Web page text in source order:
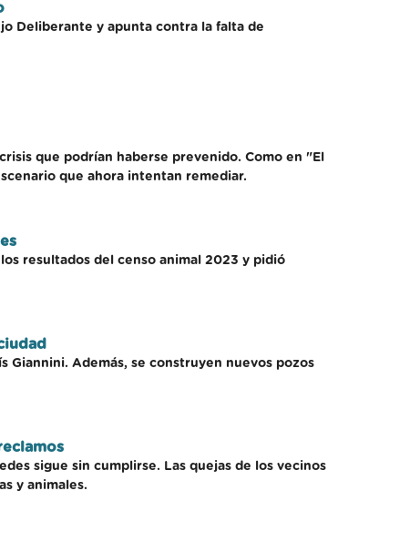
Deliberante y apunta contra la falta de
que podrían haberse prevenido. Como en "El
que ahora intentan remediar.
resultados del censo animal 2023 y pidió
Giannini. Además, se construyen nuevos pozos
sigue sin cumplirse. Las quejas de los vecinos
y animales.